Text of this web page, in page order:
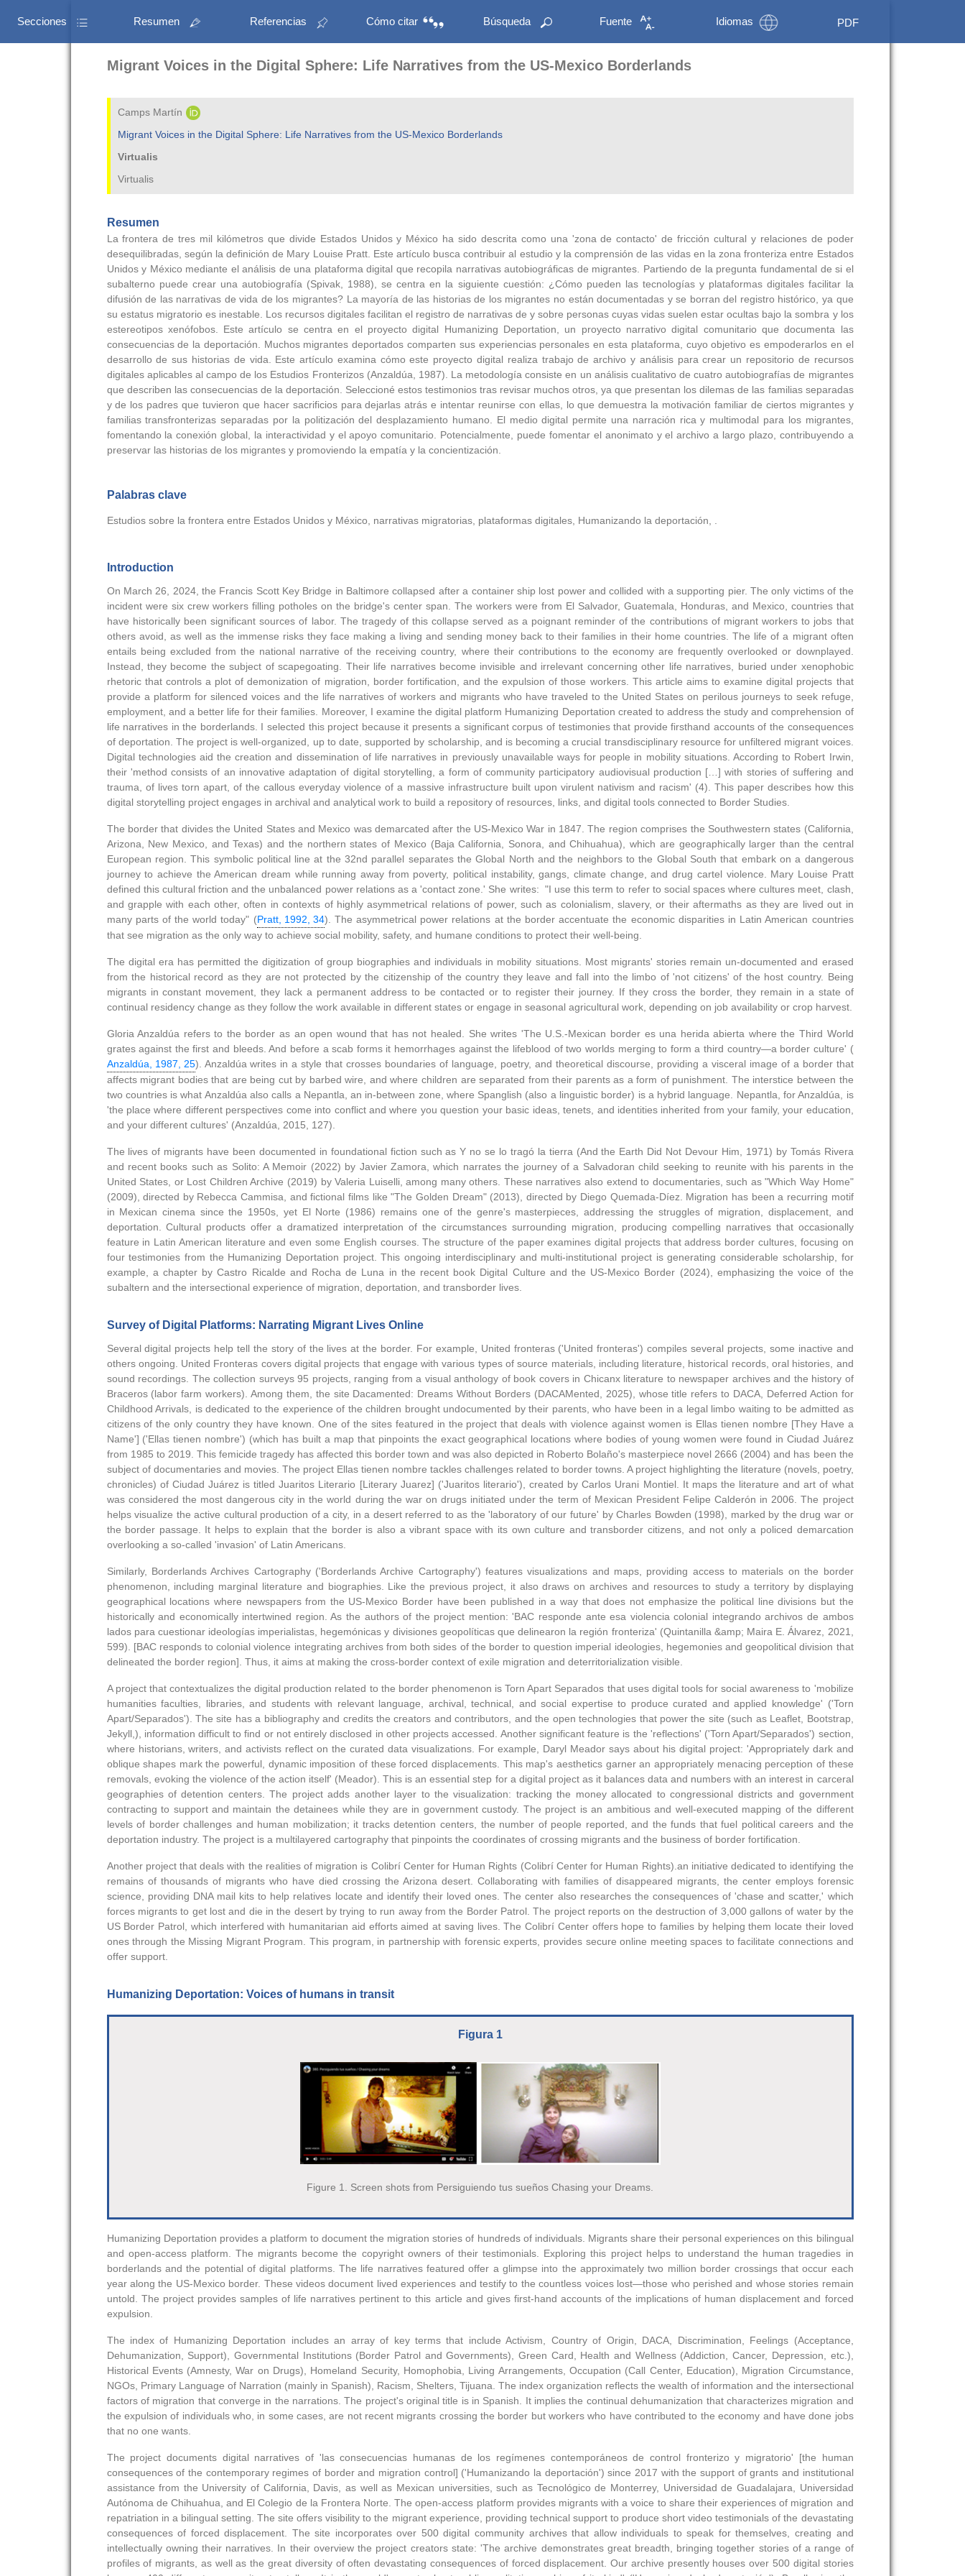
Secciones Resumen Referencias Cómo citar Búsqueda Fuente Idiomas PDF
Migrant Voices in the Digital Sphere: Life Narratives from the US-Mexico Borderlands
Camps Martín
Migrant Voices in the Digital Sphere: Life Narratives from the US-Mexico Borderlands
Virtualis
Virtualis
Resumen
La frontera de tres mil kilómetros que divide Estados Unidos y México ha sido descrita como una 'zona de contacto' de fricción cultural y relaciones de poder
desequilibradas, según la definición de Mary Louise Pratt. Este artículo busca contribuir al estudio y la comprensión de las vidas en la zona fronteriza entre Estados
Unidos y México mediante el análisis de una plataforma digital que recopila narrativas autobiográficas de migrantes. Partiendo de la pregunta fundamental de si el
subalterno puede crear una autobiografía (Spivak, 1988), se centra en la siguiente cuestión: ¿Cómo pueden las tecnologías y plataformas digitales facilitar la
difusión de las narrativas de vida de los migrantes? La mayoría de las historias de los migrantes no están documentadas y se borran del registro histórico, ya que
su estatus migratorio es inestable. Los recursos digitales facilitan el registro de narrativas de y sobre personas cuyas vidas suelen estar ocultas bajo la sombra y los
estereotipos xenófobos. Este artículo se centra en el proyecto digital Humanizing Deportation, un proyecto narrativo digital comunitario que documenta las
consecuencias de la deportación. Muchos migrantes deportados comparten sus experiencias personales en esta plataforma, cuyo objetivo es empoderarlos en el
desarrollo de sus historias de vida. Este artículo examina cómo este proyecto digital realiza trabajo de archivo y análisis para crear un repositorio de recursos
digitales aplicables al campo de los Estudios Fronterizos (Anzaldúa, 1987). La metodología consiste en un análisis cualitativo de cuatro autobiografías de migrantes
que describen las consecuencias de la deportación. Seleccioné estos testimonios tras revisar muchos otros, ya que presentan los dilemas de las familias separadas
y de los padres que tuvieron que hacer sacrificios para dejarlas atrás e intentar reunirse con ellas, lo que demuestra la motivación familiar de ciertos migrantes y
familias transfronterizas separadas por la politización del desplazamiento humano. El medio digital permite una narración rica y multimodal para los migrantes,
fomentando la conexión global, la interactividad y el apoyo comunitario. Potencialmente, puede fomentar el anonimato y el archivo a largo plazo, contribuyendo a
preservar las historias de los migrantes y promoviendo la empatía y la concientización.
Palabras clave
Estudios sobre la frontera entre Estados Unidos y México, narrativas migratorias, plataformas digitales, Humanizando la deportación, .
Introduction
On March 26, 2024, the Francis Scott Key Bridge in Baltimore collapsed after a container ship lost power and collided with a supporting pier. The only victims of the
incident were six crew workers filling potholes on the bridge's center span. The workers were from El Salvador, Guatemala, Honduras, and Mexico, countries that
have historically been significant sources of labor. The tragedy of this collapse served as a poignant reminder of the contributions of migrant workers to jobs that
others avoid, as well as the immense risks they face making a living and sending money back to their families in their home countries. The life of a migrant often
entails being excluded from the national narrative of the receiving country, where their contributions to the economy are frequently overlooked or downplayed.
Instead, they become the subject of scapegoating. Their life narratives become invisible and irrelevant concerning other life narratives, buried under xenophobic
rhetoric that controls a plot of demonization of migration, border fortification, and the expulsion of those workers. This article aims to examine digital projects that
provide a platform for silenced voices and the life narratives of workers and migrants who have traveled to the United States on perilous journeys to seek refuge,
employment, and a better life for their families. Moreover, I examine the digital platform Humanizing Deportation created to address the study and comprehension of
life narratives in the borderlands. I selected this project because it presents a significant corpus of testimonies that provide firsthand accounts of the consequences
of deportation. The project is well-organized, up to date, supported by scholarship, and is becoming a crucial transdisciplinary resource for unfiltered migrant voices.
Digital technologies aid the creation and dissemination of life narratives in previously unavailable ways for people in mobility situations. According to Robert Irwin,
their 'method consists of an innovative adaptation of digital storytelling, a form of community participatory audiovisual production […] with stories of suffering and
trauma, of lives torn apart, of the callous everyday violence of a massive infrastructure built upon virulent nativism and racism' (4). This paper describes how this
digital storytelling project engages in archival and analytical work to build a repository of resources, links, and digital tools connected to Border Studies.
The border that divides the United States and Mexico was demarcated after the US-Mexico War in 1847. The region comprises the Southwestern states (California,
Arizona, New Mexico, and Texas) and the northern states of Mexico (Baja California, Sonora, and Chihuahua), which are geographically larger than the central
European region. This symbolic political line at the 32nd parallel separates the Global North and the neighbors to the Global South that embark on a dangerous
journey to achieve the American dream while running away from poverty, political instability, gangs, climate change, and drug cartel violence. Mary Louise Pratt
defined this cultural friction and the unbalanced power relations as a 'contact zone.' She writes: "I use this term to refer to social spaces where cultures meet, clash,
and grapple with each other, often in contexts of highly asymmetrical relations of power, such as colonialism, slavery, or their aftermaths as they are lived out in
many parts of the world today" (Pratt, 1992, 34). The asymmetrical power relations at the border accentuate the economic disparities in Latin American countries
that see migration as the only way to achieve social mobility, safety, and humane conditions to protect their well-being.
The digital era has permitted the digitization of group biographies and individuals in mobility situations. Most migrants' stories remain un-documented and erased
from the historical record as they are not protected by the citizenship of the country they leave and fall into the limbo of 'not citizens' of the host country. Being
migrants in constant movement, they lack a permanent address to be contacted or to register their journey. If they cross the border, they remain in a state of
continual residency change as they follow the work available in different states or engage in seasonal agricultural work, depending on job availability or crop harvest.
Gloria Anzaldúa refers to the border as an open wound that has not healed. She writes 'The U.S.-Mexican border es una herida abierta where the Third World
grates against the first and bleeds. And before a scab forms it hemorrhages against the lifeblood of two worlds merging to form a third country—a border culture' (
Anzaldúa, 1987, 25). Anzaldúa writes in a style that crosses boundaries of language, poetry, and theoretical discourse, providing a visceral image of a border that
affects migrant bodies that are being cut by barbed wire, and where children are separated from their parents as a form of punishment. The interstice between the
two countries is what Anzaldúa also calls a Nepantla, an in-between zone, where Spanglish (also a linguistic border) is a hybrid language. Nepantla, for Anzaldúa, is
'the place where different perspectives come into conflict and where you question your basic ideas, tenets, and identities inherited from your family, your education,
and your different cultures' (Anzaldúa, 2015, 127).
The lives of migrants have been documented in foundational fiction such as Y no se lo tragó la tierra (And the Earth Did Not Devour Him, 1971) by Tomás Rivera
and recent books such as Solito: A Memoir (2022) by Javier Zamora, which narrates the journey of a Salvadoran child seeking to reunite with his parents in the
United States, or Lost Children Archive (2019) by Valeria Luiselli, among many others. These narratives also extend to documentaries, such as "Which Way Home"
(2009), directed by Rebecca Cammisa, and fictional films like "The Golden Dream" (2013), directed by Diego Quemada-Díez. Migration has been a recurring motif
in Mexican cinema since the 1950s, yet El Norte (1986) remains one of the genre's masterpieces, addressing the struggles of migration, displacement, and
deportation. Cultural products offer a dramatized interpretation of the circumstances surrounding migration, producing compelling narratives that occasionally
feature in Latin American literature and even some English courses. The structure of the paper examines digital projects that address border cultures, focusing on
four testimonies from the Humanizing Deportation project. This ongoing interdisciplinary and multi-institutional project is generating considerable scholarship, for
example, a chapter by Castro Ricalde and Rocha de Luna in the recent book Digital Culture and the US-Mexico Border (2024), emphasizing the voice of the
subaltern and the intersectional experience of migration, deportation, and transborder lives.
Survey of Digital Platforms: Narrating Migrant Lives Online
Several digital projects help tell the story of the lives at the border. For example, United fronteras ('United fronteras') compiles several projects, some inactive and
others ongoing. United Fronteras covers digital projects that engage with various types of source materials, including literature, historical records, oral histories, and
sound recordings. The collection surveys 95 projects, ranging from a visual anthology of book covers in Chicanx literature to newspaper archives and the history of
Braceros (labor farm workers). Among them, the site Dacamented: Dreams Without Borders (DACAMented, 2025), whose title refers to DACA, Deferred Action for
Childhood Arrivals, is dedicated to the experience of the children brought undocumented by their parents, who have been in a legal limbo waiting to be admitted as
citizens of the only country they have known. One of the sites featured in the project that deals with violence against women is Ellas tienen nombre [They Have a
Name'] ('Ellas tienen nombre') (which has built a map that pinpoints the exact geographical locations where bodies of young women were found in Ciudad Juárez
from 1985 to 2019. This femicide tragedy has affected this border town and was also depicted in Roberto Bolaño's masterpiece novel 2666 (2004) and has been the
subject of documentaries and movies. The project Ellas tienen nombre tackles challenges related to border towns. A project highlighting the literature (novels, poetry,
chronicles) of Ciudad Juárez is titled Juaritos Literario [Literary Juarez] ('Juaritos literario'), created by Carlos Urani Montiel. It maps the literature and art of what
was considered the most dangerous city in the world during the war on drugs initiated under the term of Mexican President Felipe Calderón in 2006. The project
helps visualize the active cultural production of a city, in a desert referred to as the 'laboratory of our future' by Charles Bowden (1998), marked by the drug war or
the border passage. It helps to explain that the border is also a vibrant space with its own culture and transborder citizens, and not only a policed demarcation
overlooking a so-called 'invasion' of Latin Americans.
Similarly, Borderlands Archives Cartography ('Borderlands Archive Cartography') features visualizations and maps, providing access to materials on the border
phenomenon, including marginal literature and biographies. Like the previous project, it also draws on archives and resources to study a territory by displaying
geographical locations where newspapers from the US-Mexico Border have been published in a way that does not emphasize the political line divisions but the
historically and economically intertwined region. As the authors of the project mention: 'BAC responde ante esa violencia colonial integrando archivos de ambos
lados para cuestionar ideologías imperialistas, hegemónicas y divisiones geopolíticas que delinearon la región fronteriza' (Quintanilla &amp; Maira E. Álvarez, 2021,
599). [BAC responds to colonial violence integrating archives from both sides of the border to question imperial ideologies, hegemonies and geopolitical division that
delineated the border region]. Thus, it aims at making the cross-border context of exile migration and deterritorialization visible.
A project that contextualizes the digital production related to the border phenomenon is Torn Apart Separados that uses digital tools for social awareness to 'mobilize
humanities faculties, libraries, and students with relevant language, archival, technical, and social expertise to produce curated and applied knowledge' ('Torn
Apart/Separados'). The site has a bibliography and credits the creators and contributors, and the open technologies that power the site (such as Leaflet, Bootstrap,
Jekyll,), information difficult to find or not entirely disclosed in other projects accessed. Another significant feature is the 'reflections' ('Torn Apart/Separados') section,
where historians, writers, and activists reflect on the curated data visualizations. For example, Daryl Meador says about his digital project: 'Appropriately dark and
oblique shapes mark the powerful, dynamic imposition of these forced displacements. This map's aesthetics garner an appropriately menacing perception of these
removals, evoking the violence of the action itself' (Meador). This is an essential step for a digital project as it balances data and numbers with an interest in carceral
geographies of detention centers. The project adds another layer to the visualization: tracking the money allocated to congressional districts and government
contracting to support and maintain the detainees while they are in government custody. The project is an ambitious and well-executed mapping of the different
levels of border challenges and human mobilization; it tracks detention centers, the number of people reported, and the funds that fuel political careers and the
deportation industry. The project is a multilayered cartography that pinpoints the coordinates of crossing migrants and the business of border fortification.
Another project that deals with the realities of migration is Colibrí Center for Human Rights (Colibrí Center for Human Rights).an initiative dedicated to identifying the
remains of thousands of migrants who have died crossing the Arizona desert. Collaborating with families of disappeared migrants, the center employs forensic
science, providing DNA mail kits to help relatives locate and identify their loved ones. The center also researches the consequences of 'chase and scatter,' which
forces migrants to get lost and die in the desert by trying to run away from the Border Patrol. The project reports on the destruction of 3,000 gallons of water by the
US Border Patrol, which interfered with humanitarian aid efforts aimed at saving lives. The Colibrí Center offers hope to families by helping them locate their loved
ones through the Missing Migrant Program. This program, in partnership with forensic experts, provides secure online meeting spaces to facilitate connections and
offer support.
Humanizing Deportation: Voices of humans in transit
Figura 1
Figure 1. Screen shots from Persiguiendo tus sueños Chasing your Dreams.
Humanizing Deportation provides a platform to document the migration stories of hundreds of individuals. Migrants share their personal experiences on this bilingual
and open-access platform. The migrants become the copyright owners of their testimonials. Exploring this project helps to understand the human tragedies in
borderlands and the potential of digital platforms. The life narratives featured offer a glimpse into the approximately two million border crossings that occur each
year along the US-Mexico border. These videos document lived experiences and testify to the countless voices lost—those who perished and whose stories remain
untold. The project provides samples of life narratives pertinent to this article and gives first-hand accounts of the implications of human displacement and forced
expulsion.
The index of Humanizing Deportation includes an array of key terms that include Activism, Country of Origin, DACA, Discrimination, Feelings (Acceptance,
Dehumanization, Support), Governmental Institutions (Border Patrol and Governments), Green Card, Health and Wellness (Addiction, Cancer, Depression, etc.),
Historical Events (Amnesty, War on Drugs), Homeland Security, Homophobia, Living Arrangements, Occupation (Call Center, Education), Migration Circumstance,
NGOs, Primary Language of Narration (mainly in Spanish), Racism, Shelters, Tijuana. The index organization reflects the wealth of information and the intersectional
factors of migration that converge in the narrations. The project's original title is in Spanish. It implies the continual dehumanization that characterizes migration and
the expulsion of individuals who, in some cases, are not recent migrants crossing the border but workers who have contributed to the economy and have done jobs
that no one wants.
The project documents digital narratives of 'las consecuencias humanas de los regímenes contemporáneos de control fronterizo y migratorio' [the human
consequences of the contemporary regimes of border and migration control] ('Humanizando la deportación') since 2017 with the support of grants and institutional
assistance from the University of California, Davis, as well as Mexican universities, such as Tecnológico de Monterrey, Universidad de Guadalajara, Universidad
Autónoma de Chihuahua, and El Colegio de la Frontera Norte. The open-access platform provides migrants with a voice to share their experiences of migration and
repatriation in a bilingual setting. The site offers visibility to the migrant experience, providing technical support to produce short video testimonials of the devastating
consequences of forced displacement. The site incorporates over 500 digital community archives that allow individuals to speak for themselves, creating and
intellectually owning their narratives. In their overview the project creators state: 'The archive demonstrates great breadth, bringing together stories of a range of
profiles of migrants, as well as the great diversity of often devastating consequences of forced displacement. Our archive presently houses over 500 digital stories